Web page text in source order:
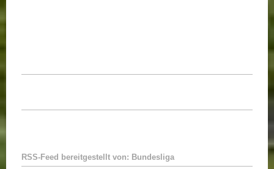
RSS-Feed bereitgestellt von: Bundesliga